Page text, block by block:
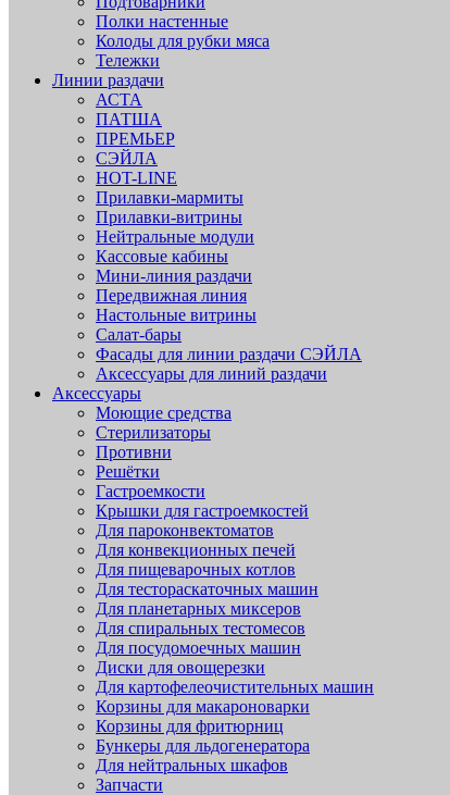
Полки настенные
Колоды для рубки мяса
Тележки
Линии раздачи
АСТА
ПАТША
ПРЕМЬЕР
СЭЙЛА
HOT-LINE
Прилавки-мармиты
Прилавки-витрины
Нейтральные модули
Кассовые кабины
Мини-линия раздачи
Передвижная линия
Настольные витрины
Салат-бары
Фасады для линии раздачи СЭЙЛА
Аксессуары для линий раздачи
Аксессуары
Моющие средства
Стерилизаторы
Противни
Решётки
Гастроемкости
Крышки для гастроемкостей
Для пароконвектоматов
Для конвекционных печей
Для пищеварочных котлов
Для тестораскаточных машин
Для планетарных миксеров
Для спиральных тестомесов
Для посудомоечных машин
Диски для овощерезки
Для картофелеочистительных машин
Корзины для макароноварки
Корзины для фритюрниц
Бункеры для льдогенератора
Для нейтральных шкафов
Запчасти